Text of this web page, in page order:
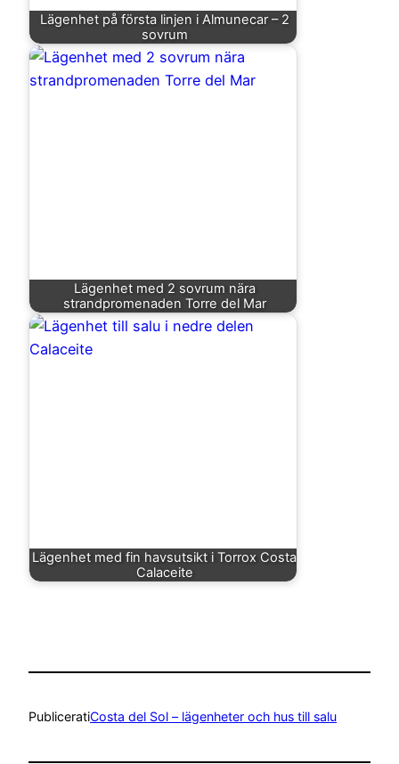
Lägenhet på första linjen i Almunecar – 2
sovrum
Lägenhet med 2 sovrum nära
strandpromenaden Torre del Mar
Lägenhet med fin havsutsikt i Torrox Costa
Calaceite
PubliceratiCosta del Sol – lägenheter och hus till salu